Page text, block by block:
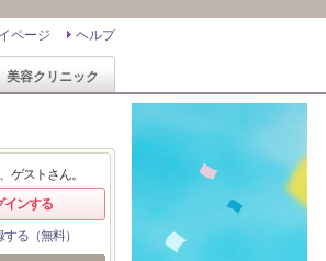
ヘルプ
ページ
美容クリニック
ゲストさん。
インする
る（無料）